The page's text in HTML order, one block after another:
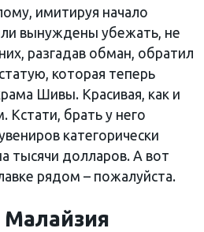
имитируя начало
вынуждены убежать, не
разгадав обман, обратил
которая теперь
Шивы. Красивая, как и
Кстати, брать у него
категорически
тысячи долларов. А вот
рядом – пожалуйста.
Малайзия